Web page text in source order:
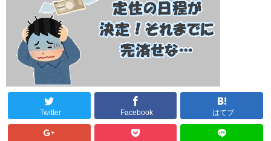
Twitter Facebook はてブ